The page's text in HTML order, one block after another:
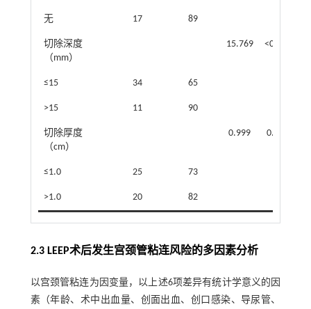
无 17 89
切除深度
（mm）
15.769 <0.001
≤15 34 65
>15 11 90
切除厚度
（cm）
0.999 0.318
≤1.0 25 73
>1.0 20 82
2.3 LEEP术后发生宫颈管粘连风险的多因素分析
以宫颈管粘连为因变量，以上述6项差异有统计学意义的因
素（年龄、术中出血量、创面出血、创口感染、导尿管、